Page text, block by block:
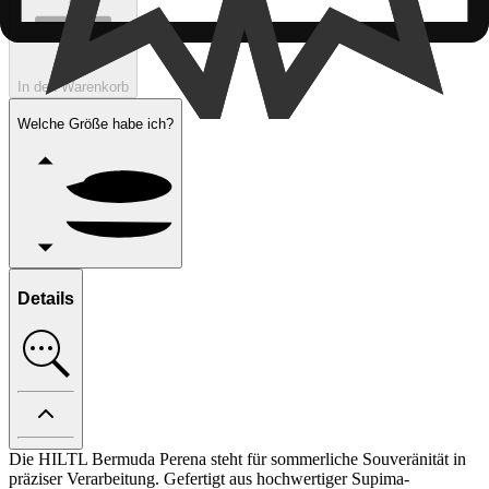
In den Warenkorb
Welche Größe habe ich?
Details
Die HILTL Bermuda Perena steht für sommerliche Souveränität in
präziser Verarbeitung. Gefertigt aus hochwertiger Supima-